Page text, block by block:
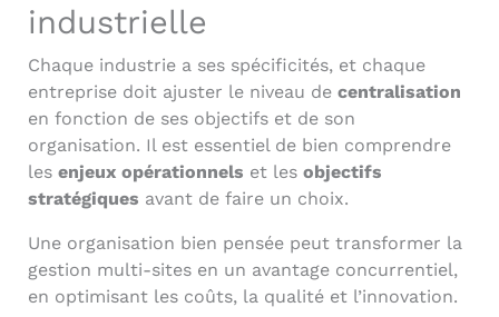
industrielle
Chaque industrie a ses spécificités, et chaque
entreprise doit ajuster le niveau decentralisation
en fonction de ses objectifs et de son
organisation. Il est essentiel de bien comprendre
lesenjeux opérationnels et lesobjectifs
stratégiques avant de faire un choix.
Une organisation bien pensée peut transformer la
gestion multi-sites en un avantage concurrentiel,
en optimisant les coûts, la qualité et l’innovation.